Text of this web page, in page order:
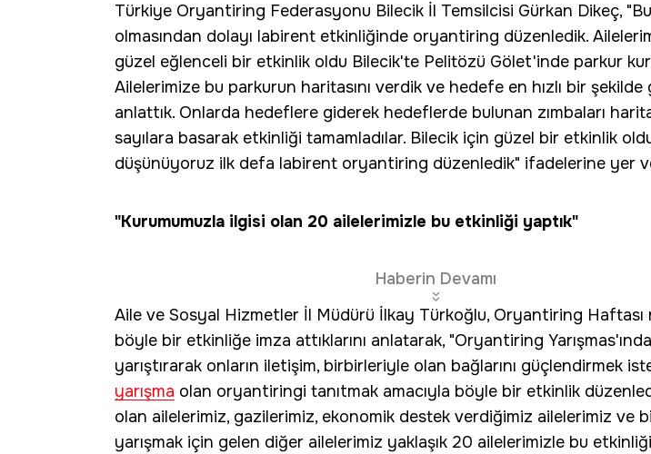
Türkiye Oryantiring Federasyonu Bilecik İl Temsilcisi Gürkan Dikeç, "Bu
olmasından dolayı labirent etkinliğinde oryantiring düzenledik.
güzel eğlenceli bir etkinlik oldu Bilecik'te Pelitözü Gölet'inde parkur
Ailelerimize bu parkurun haritasını verdik ve hedefe en hızlı bir
anlattık. Onlarda hedeflere giderek hedeflerde bulunan zımbaları
sayılara basarak etkinliği tamamladılar. Bilecik için güzel bir etkinlik
düşünüyoruz ilk defa labirent oryantiring düzenledik" ifadelerine yer
"Kurumumuzla ilgisi olan 20 ailelerimizle bu etkinliği yaptık"
Haberin Devamı
Aile ve Sosyal Hizmetler İl Müdürü İlkay Türkoğlu, Oryantiring Haftası
böyle bir etkinliğe imza attıklarını anlatarak, "Oryantiring
yarıştırarak onların iletişim, birbirleriyle olan bağlarını güçlendirmek
yarışma olan oryantiringi tanıtmak amacıyla böyle bir etkinlik
olan ailelerimiz, gazilerimiz, ekonomik destek verdiğimiz ailelerimiz ve
yarışmak için gelen diğer ailelerimiz yaklaşık 20 ailelerimizle bu